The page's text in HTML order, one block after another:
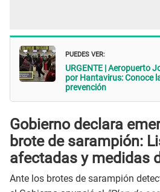
PUEDES VER:
URGENTE | Aeropuerto
por Hantavirus: Conoce
prevención
Gobierno declara
brote de sarampión:
afectadas y medidas
Ante los brotes de sarampión